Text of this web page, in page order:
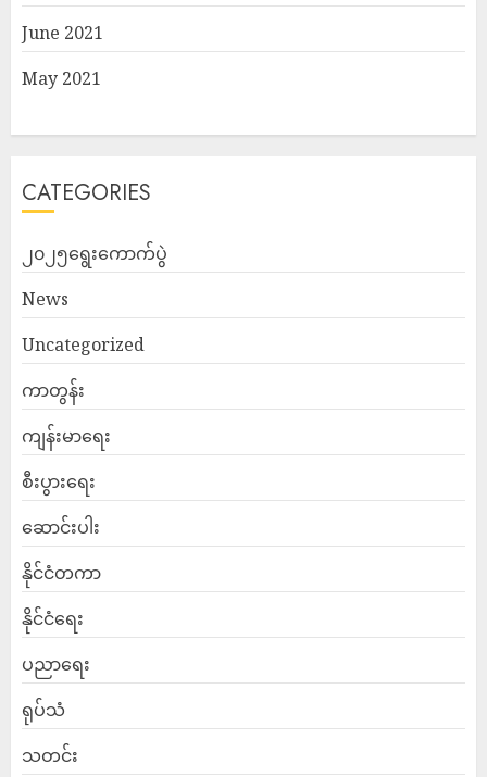
June 2021
May 2021
CATEGORIES
၂၀၂၅ရွေးကောက်ပွဲ
News
Uncategorized
ကာတွန်း
ကျန်းမာရေး
စီးပွားရေး
ဆောင်းပါး
နိုင်ငံတကာ
နိုင်ငံရေး
ပညာရေး
ရုပ်သံ
သတင်း